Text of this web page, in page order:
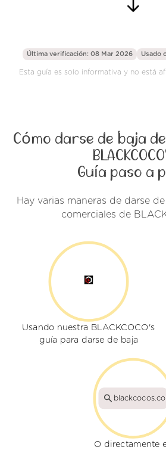
Última verificación: 08 Mar 2026 Usado
Esta guía es solo informativa y no está
Cómo darse de baja
Guía paso a
Hay varias maneras de darse
comerciales de
Usando nuestra BLACKCOCO's
guía para darse de baja
O directamente